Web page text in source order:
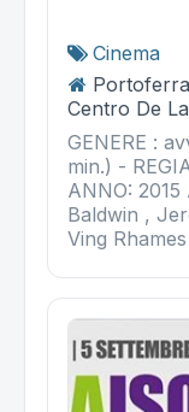
Cinema
Centro De
GENERE :
min.) -
ANNO:
Baldwin ,
Ving